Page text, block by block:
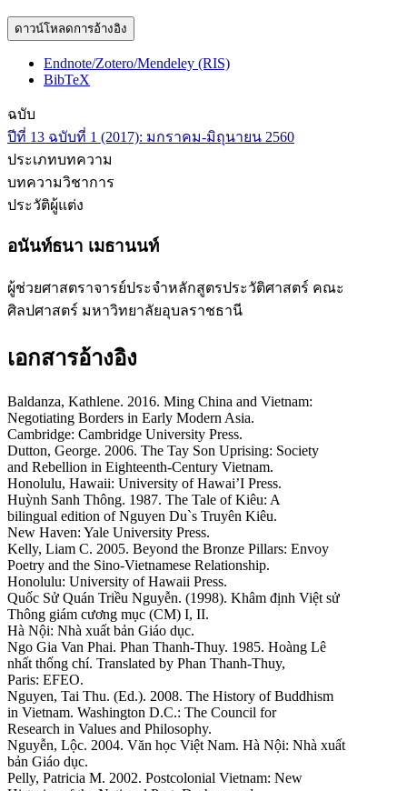
ดาวน์โหลดการอ้างอิง
Endnote/Zotero/Mendeley (RIS)
BibTeX
ฉบับ
ปีที่ 13 ฉบับที่ 1 (2017): มกราคม-มิถุนายน 2560
ประเภทบทความ
บทความวิชาการ
ประวัติผู้แต่ง
อนันท์ธนา เมธานนท์
ผู้ช่วยศาสตราจารย์ประจำหลักสูตรประวัติศาสตร์ คณะ
ศิลปศาสตร์ มหาวิทยาลัยอุบลราชธานี
เอกสารอ้างอิง
Baldanza, Kathlene. 2016. Ming China and Vietnam:
Negotiating Borders in Early Modern Asia.
Cambridge: Cambridge University Press.
Dutton, George. 2006. The Tay Son Uprising: Society
and Rebellion in Eighteenth-Century Vietnam.
Honolulu, Hawaii: University of Hawai’I Press.
Huỳnh Sanh Thông. 1987. The Tale of Kiêu: A
bilingual edition of Nguyen Du`s Truyên Kiêu.
New Haven: Yale University Press.
Kelly, Liam C. 2005. Beyond the Bronze Pillars: Envoy
Poetry and the Sino-Vietnamese Relationship.
Honolulu: University of Hawaii Press.
Quốc Sử Quán Triều Nguyễn. (1998). Khâm định Việt sử
Thông giám cương mục (CM) I, II.
Hà Nội: Nhà xuất bản Giáo dục.
Ngo Gia Van Phai. Phan Thanh-Thuy. 1985. Hoàng Lê
nhất thống chí. Translated by Phan Thanh-Thuy,
Paris: EFEO.
Nguyen, Tai Thu. (Ed.). 2008. The History of Buddhism
in Vietnam. Washington D.C.: The Council for
Research in Values and Philosophy.
Nguyễn, Lộc. 2004. Văn học Việt Nam. Hà Nội: Nhà xuất
bản Giáo dục.
Pelly, Patricia M. 2002. Postcolonial Vietnam: New